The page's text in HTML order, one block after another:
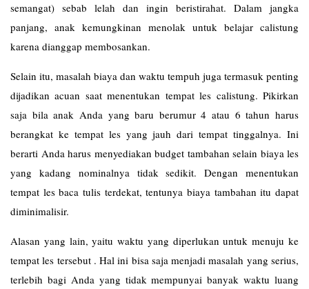
semangat) sebab lelah dan ingin beristirahat. Dalam jangka
panjang, anak kemungkinan menolak untuk belajar calistung
karena dianggap membosankan.
Selain itu, masalah biaya dan waktu tempuh juga termasuk penting
dijadikan acuan saat menentukan tempat les calistung. Pikirkan
saja bila anak Anda yang baru berumur 4 atau 6 tahun harus
berangkat ke tempat les yang jauh dari tempat tinggalnya. Ini
berarti Anda harus menyediakan budget tambahan selain biaya les
yang kadang nominalnya tidak sedikit. Dengan menentukan
tempat les baca tulis terdekat, tentunya biaya tambahan itu dapat
diminimalisir.
Alasan yang lain, yaitu waktu yang diperlukan untuk menuju ke
tempat les tersebut . Hal ini bisa saja menjadi masalah yang serius,
terlebih bagi Anda yang tidak mempunyai banyak waktu luang